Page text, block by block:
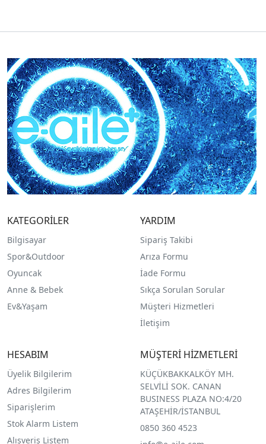
KATEGORİLER
Bilgisayar
Spor&Outdoor
Oyuncak
Anne & Bebek
Ev&Yaşam
YARDIM
Sipariş Takibi
Arıza Formu
İade Formu
Sıkça Sorulan Sorular
Müşteri Hizmetleri
İletişim
HESABIM
Üyelik Bilgilerim
Adres Bilgilerim
Siparişlerim
Stok Alarm Listem
Alışveriş Listem
MÜŞTERİ HİZMETLERİ
KÜÇÜKBAKKALKÖY MH.
SELVİLİ SOK. CANAN
BUSINESS PLAZA NO:4/20
ATAŞEHİR/İSTANBUL
0850 360 4523